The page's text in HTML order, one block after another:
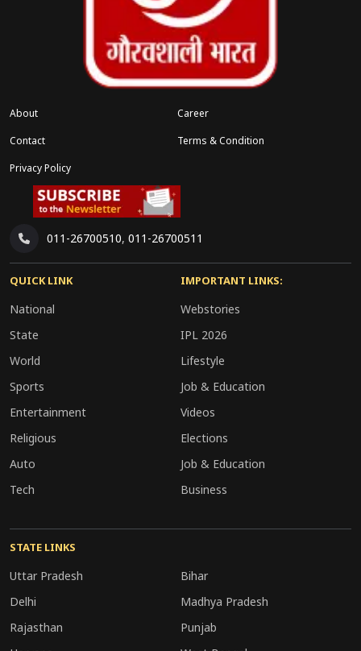
About
Career
Contact
Terms & Condition
Privacy Policy
011-26700510, 011-26700511
QUICK LINK
National
State
World
Sports
Entertainment
Religious
Auto
Tech
IMPORTANT LINKS:
Webstories
IPL 2026
Lifestyle
Job & Education
Videos
Elections
Job & Education
Business
STATE LINKS
Uttar Pradesh
Bihar
Delhi
Madhya Pradesh
Rajasthan
Punjab